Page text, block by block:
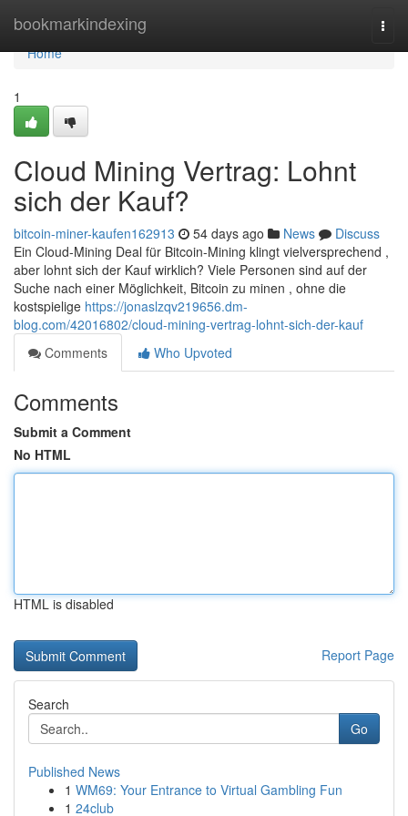
bookmarkindexing
Home
Home
1
Cloud Mining Vertrag: Lohnt
sich der Kauf?
bitcoin-miner-kaufen162913 54 days ago News
Discuss
Ein Cloud-Mining Deal für Bitcoin-Mining klingt vielversprechend ,
aber lohnt sich der Kauf wirklich? Viele Personen sind auf der
Suche nach einer Möglichkeit, Bitcoin zu minen , ohne die
kostspielige https://jonaslzqv219656.dm-
blog.com/42016802/cloud-mining-vertrag-lohnt-sich-der-kauf
Comments
Who Upvoted
Comments
Submit a Comment
No HTML
HTML is disabled
Report Page
Search
Go
Published News
1 WM69: Your Entrance to Virtual Gambling Fun
1 24club